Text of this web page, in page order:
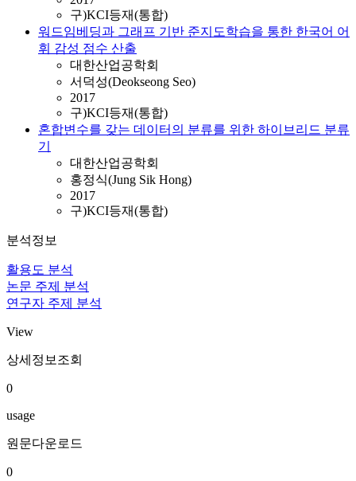
구)KCI등재(통합)
워드임베딩과 그래프 기반 준지도학습을 통한 한국어 어
휘 감성 점수 산출
대한산업공학회
서덕성(Deokseong Seo)
2017
구)KCI등재(통합)
혼합변수를 갖는 데이터의 분류를 위한 하이브리드 분류
기
대한산업공학회
홍정식(Jung Sik Hong)
2017
구)KCI등재(통합)
분석정보
활용도 분석
논문 주제 분석
연구자 주제 분석
View
상세정보조회
0
usage
원문다운로드
0